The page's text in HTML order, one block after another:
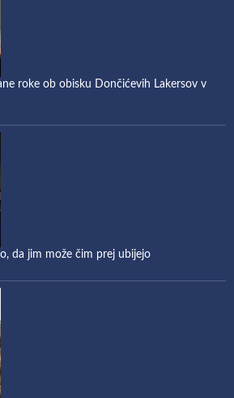
roke ob obisku Dončićevih Lakersov v
da jim može čim prej ubijejo